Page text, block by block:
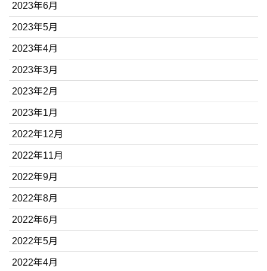
2023年6月
2023年5月
2023年4月
2023年3月
2023年2月
2023年1月
2022年12月
2022年11月
2022年9月
2022年8月
2022年6月
2022年5月
2022年4月